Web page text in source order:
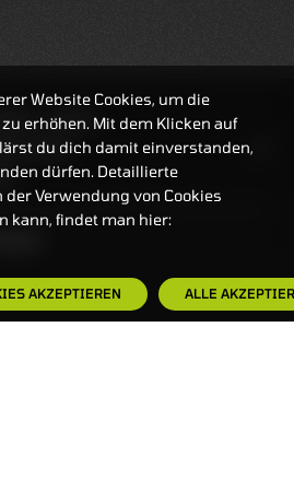
13:10:34
23 UHR
Website Cookies, um die
erhöhen. Mit dem Klicken auf
du dich damit einverstanden,
dürfen. Detaillierte
Verwendung von Cookies
kann, findet man hier:
AKZEPTIEREN ALLE